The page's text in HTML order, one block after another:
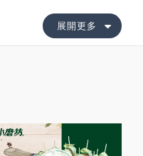
展開更多